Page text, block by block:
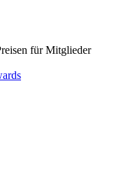
für Mitglieder